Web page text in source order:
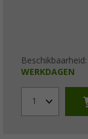
Beschikbaarheid:
WERKDAGEN
1